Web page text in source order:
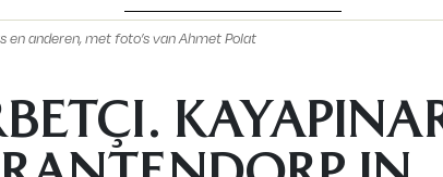
en anderen, met foto’s van Ahmet Polat